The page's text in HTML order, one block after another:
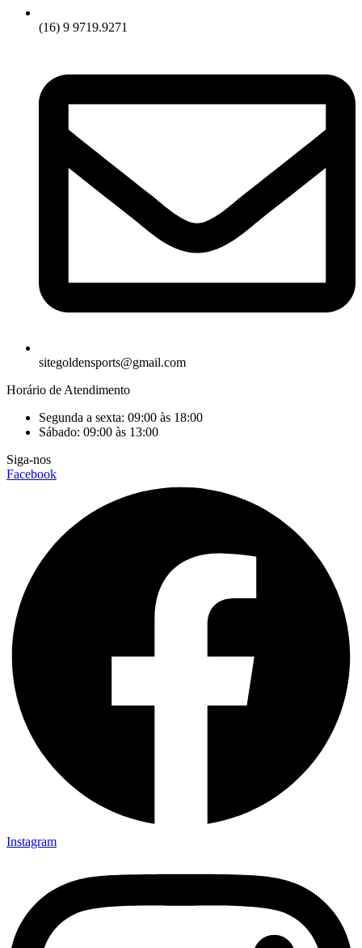
(16) 9 9719.9271
sitegoldensports@gmail.com
Horário de Atendimento
Segunda a sexta: 09:00 às 18:00
Sábado: 09:00 às 13:00
Siga-nos
Facebook
Instagram